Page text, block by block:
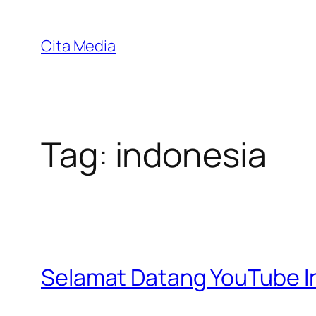
content
Cita Media
Tag: indonesia
Selamat Datang YouTube